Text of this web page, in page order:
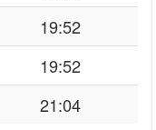
19:52
19:52
21:04